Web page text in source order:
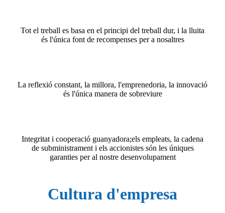
Tot el treball es basa en el principi del treball dur, i la lluita
és l'única font de recompenses per a nosaltres
La reflexió constant, la millora, l'emprenedoria, la innovació
és l'única manera de sobreviure
Integritat i cooperació guanyadora;els empleats, la cadena
de subministrament i els accionistes són les úniques
garanties per al nostre desenvolupament
Cultura d'empresa